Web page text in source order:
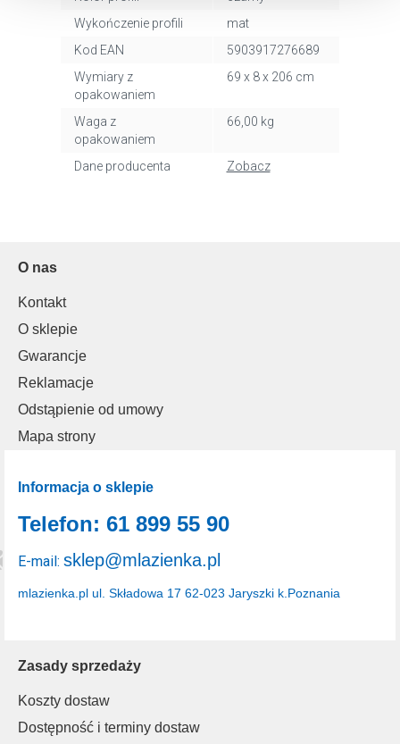
dlaczego ich przepisy, przejdź do zakładu „Informacje o
Wykończenie profili
mat
Kod EAN
5903917276689
Wymiary z
opakowaniem
69 x 8 x 206 cm
Waga z
opakowaniem
66,00 kg
Dane producenta Zobacz
O nas
Kontakt
O sklepie
Gwarancje
Reklamacje
Odstąpienie od umowy
Mapa strony
Zasady sprzedaży
Koszty dostaw
Dostępność i terminy dostaw
Informacja o sklepie
mlazienka.pl ul. Składowa 17 62-023 Jaryszki k.Poznania
Telefon: 61 899 55 90
E-mail: sklep@mlazienka.pl